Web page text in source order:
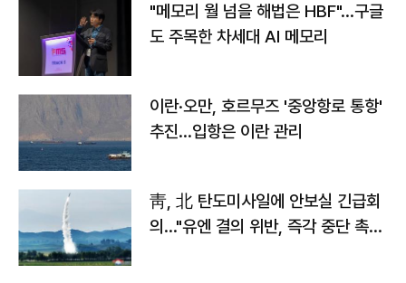
"메모리 월 넘을 해법은 HBF"…구글
도 주목한 차세대 AI 메모리
이란·오만, 호르무즈 '중앙항로 통항'
추진…입항은 이란 관리
靑, 北 탄도미사일에 안보실 긴급회
의…"유엔 결의 위반, 즉각 중단 촉